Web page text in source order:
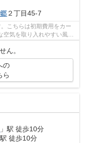
２丁目45-7
こちらは初期費用をカー
気を取り入れやすい風通
ん。
の
ら
」駅 徒歩10分
駅 徒歩10分